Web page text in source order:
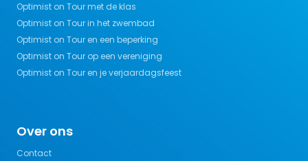
Optimist on Tour met de klas
Optimist on Tour in het zwembad
Optimist on Tour en een beperking
Optimist on Tour op een vereniging
Optimist on Tour en je verjaardagsfeest
Over ons
Contact